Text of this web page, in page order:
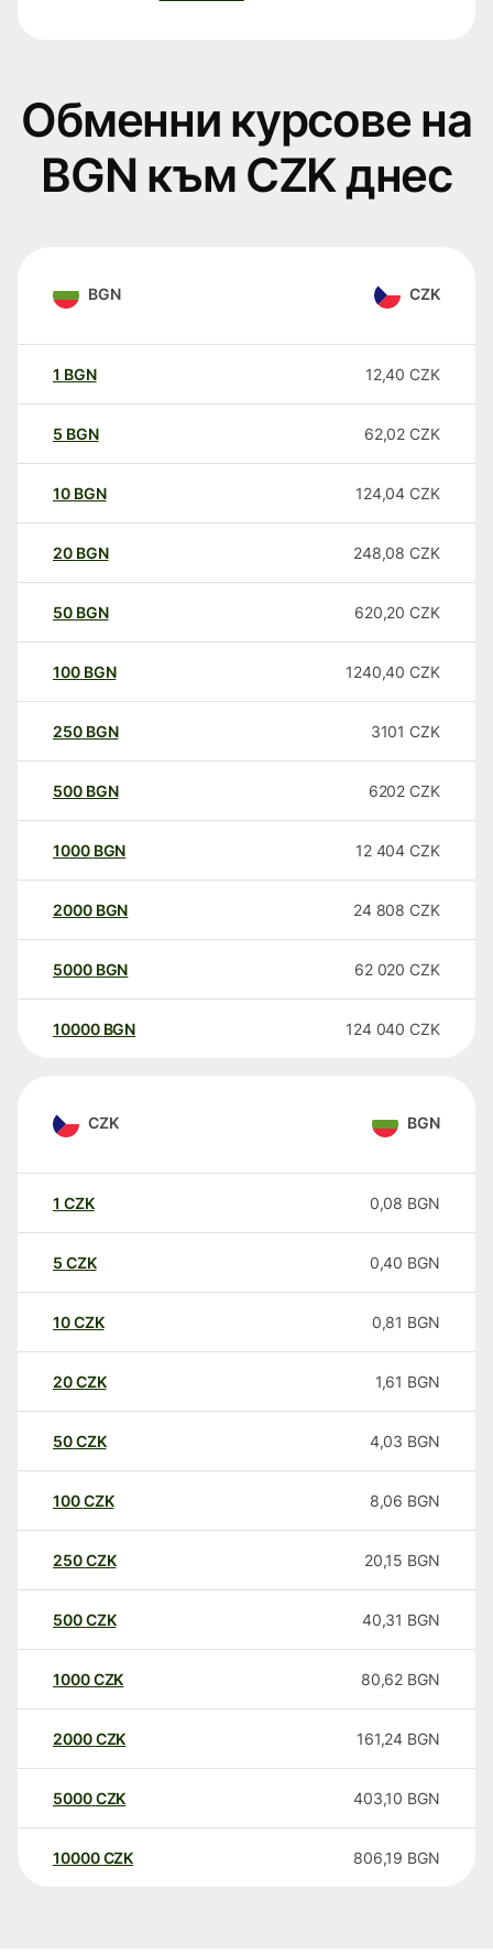
Обменни курсове на
BGN към CZK днес
BGN CZK
1 BGN 12,40 CZK
5 BGN 62,02 CZK
10 BGN 124,04 CZK
20 BGN 248,08 CZK
50 BGN 620,20 CZK
100 BGN 1240,40 CZK
250 BGN 3101 CZK
500 BGN 6202 CZK
1000 BGN 12 404 CZK
2000 BGN 24 808 CZK
5000 BGN 62 020 CZK
10000 BGN 124 040 CZK
CZK BGN
1 CZK 0,08 BGN
5 CZK 0,40 BGN
10CZK 0,81 BGN
20CZK 1,61 BGN
50CZK 4,03 BGN
100CZK 8,06 BGN
250CZK 20,15 BGN
500CZK 40,31 BGN
1000CZK 80,62 BGN
2000CZK 161,24 BGN
5000CZK 403,10 BGN
10000 CZK 806,19 BGN